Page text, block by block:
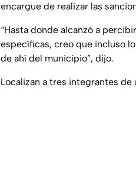
encargue de realizar las
“Hasta donde alcanzó a
específicas, creo que incluso
de ahí del municipio”, dijo.
Localizan a tres integrantes de